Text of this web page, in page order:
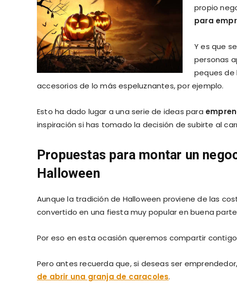
propio
para
Y es que
personas
peques de
accesorios de lo más espeluznantes, por ejemplo.
Esto ha dado lugar a una serie de ideas para
inspiración si has tomado la decisión de subirte al
Propuestas para montar un
Halloween
Aunque la tradición de Halloween proviene de las
convertido en una fiesta muy popular en buena
Por eso en esta ocasión queremos compartir
Pero antes recuerda que, si deseas ser
de abrir una granja de caracoles.